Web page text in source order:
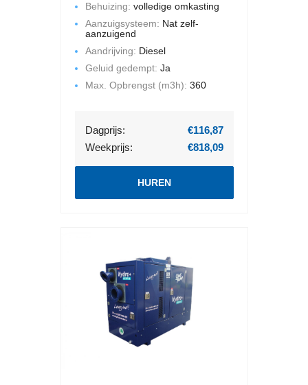
Deze pompset is gemonteerd op
een chassis met een volledige
omkasting. Geluid gedempt.
Behuizing: volledige omkasting
Aanzuigsysteem: Nat zelf-
aanzuigend
Aandrijving: Diesel
Geluid gedempt: Ja
Max. Opbrengst (m3h): 360
Dagprijs:
€116,87
Weekprijs:
€818,09
HUREN